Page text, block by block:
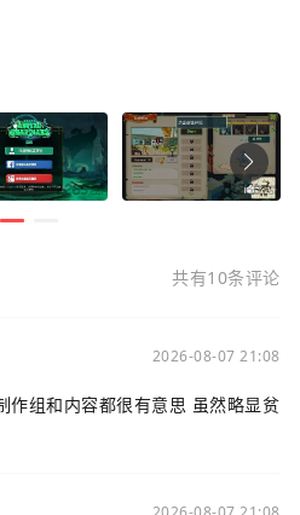
共有10条评论
2026-08-07 21:08
作组和内容都很有意思 虽然略显贫